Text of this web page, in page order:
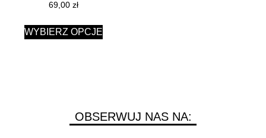
69,00 zł
WYBIERZ OPCJE
OBSERWUJ NAS NA: